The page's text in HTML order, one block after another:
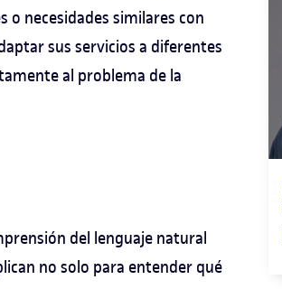
o necesidades similares con
sus servicios a diferentes
al problema de la
del lenguaje natural
no solo para entender qué